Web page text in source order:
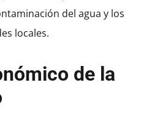
del agua y los
locales.
de la